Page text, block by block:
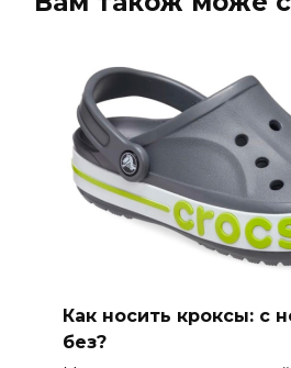
Как носить кроксы: с
без?